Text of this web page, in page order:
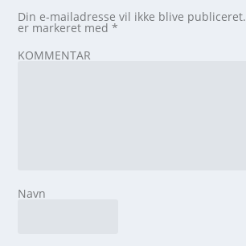
Din e-mailadresse vil ikke blive publiceret.
er markeret med*
KOMMENTAR
Navn